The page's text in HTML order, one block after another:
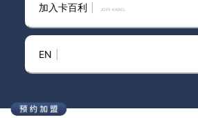
2026年环保艺
指南：从认证
艺术涂料行业
加入卡百利 JOIN KABEL
EN